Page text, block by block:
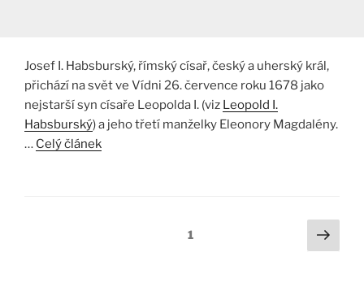
Josef I. Habsburský, římský císař, český a uherský král,
přichází na svět ve Vídni 26. července roku 1678 jako
nejstarší syn císaře Leopolda I. (viz Leopold I.
Habsburský) a jeho třetí manželky Eleonory Magdalény.
… Celý článek
Stránka:1
Další